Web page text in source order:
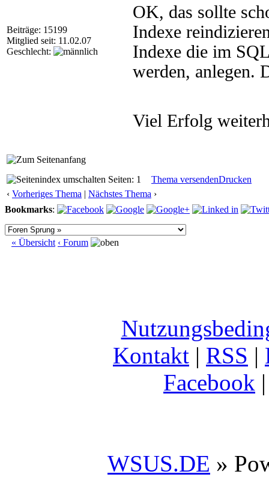
Beiträge: 15199
Mitglied seit: 11.02.07
Geschlecht:
OK, das sollte
Indexe
Indexe die im
werden, anlegen.
Viel Erfolg
Seiten: 1 Thema versendenDrucken
‹ Vorheriges Thema | Nächstes Thema ›
Bookmarks:
« Übersicht ‹ Forum
Kontakt | RSS |
Facebook
WSUS.DE »